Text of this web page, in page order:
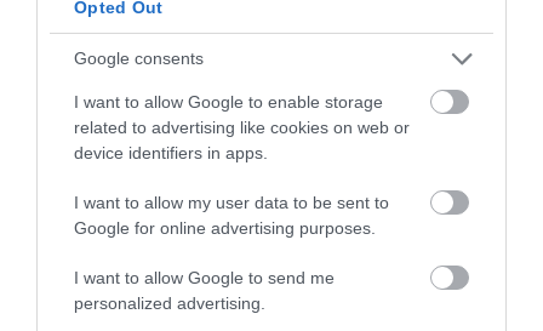
Opted Out
Google consents
I want to allow Google to enable storage
related to advertising like cookies on web or
device identifiers in apps.
I want to allow my user data to be sent to
Google for online advertising purposes.
I want to allow Google to send me
personalized advertising.
στον μαστό και στο σώμα
ΠΡΟΣΦΑΤΕΣ ΔΗΜΟΣΙΕΥΣΕΙΣ
Έχει δημοσιεύσεις σε επιστημονικά ιατρικά περιοδικά
του εξωτερικού με πιο πρόσφατες:
Comparison of the Viability and the Yield of Adipose-
Derived Stem Cells (ASCs) from Different Donor
Areas
Tsilimigras, Demetrios Morris, Michael
Kontos &
George C. ZografosIn vivo 31: xxx-xxx (2017) doi: